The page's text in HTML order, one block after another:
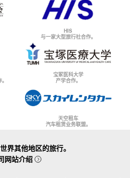
HIS
与一家大型旅行社合作。
宝冢医科大学
产学合作。
天空租车
汽车租赁业务联盟。
界其他地区的旅行。
网站介绍